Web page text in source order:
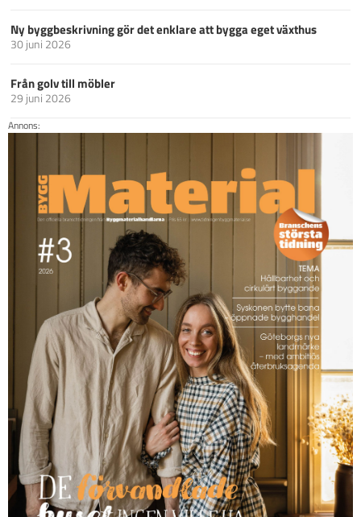
Ny byggbeskrivning gör det enklare att bygga eget växthus
30 juni 2026
Från golv till möbler
29 juni 2026
Annons: